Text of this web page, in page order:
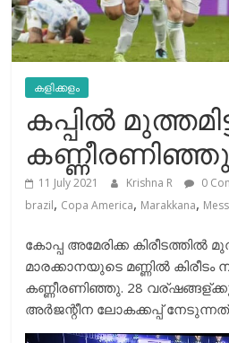
കളിക്കളം
കപ്പിൽ
11 July 2021 Krishna R 0
brazil, Copa America, Marakkana,
കോപ്പ അമേരിക്ക കിരീടത്തിൽ
മാരക്കാനയുടെ മണ്ണിൽ കിരീടം
കണ്ണീരണിഞ്ഞു. 28
അർജന്റീന ലോകക്കപ്പ്